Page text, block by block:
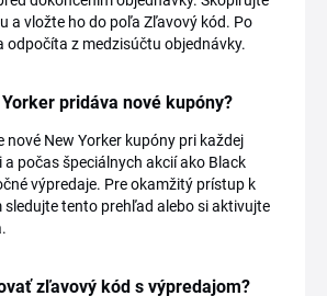
a vložte ho do poľa Zľavový kód. Po
odpočíta z medzisúčtu objednávky.
pridáva nové kupóny?
nové New Yorker kupóny pri každej
počas špeciálnych akcií ako Black
výpredaje. Pre okamžitý prístup k
tento prehľad alebo si aktivujte
zľavový kód s výpredajom?